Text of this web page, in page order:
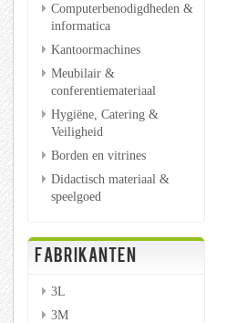
Computerbenodigdheden &
informatica
Kantoormachines
Meubilair &
conferentiemateriaal
Hygiëne, Catering &
Veiligheid
Borden en vitrines
Didactisch materiaal &
speelgoed
FABRIKANTEN
3L
3M